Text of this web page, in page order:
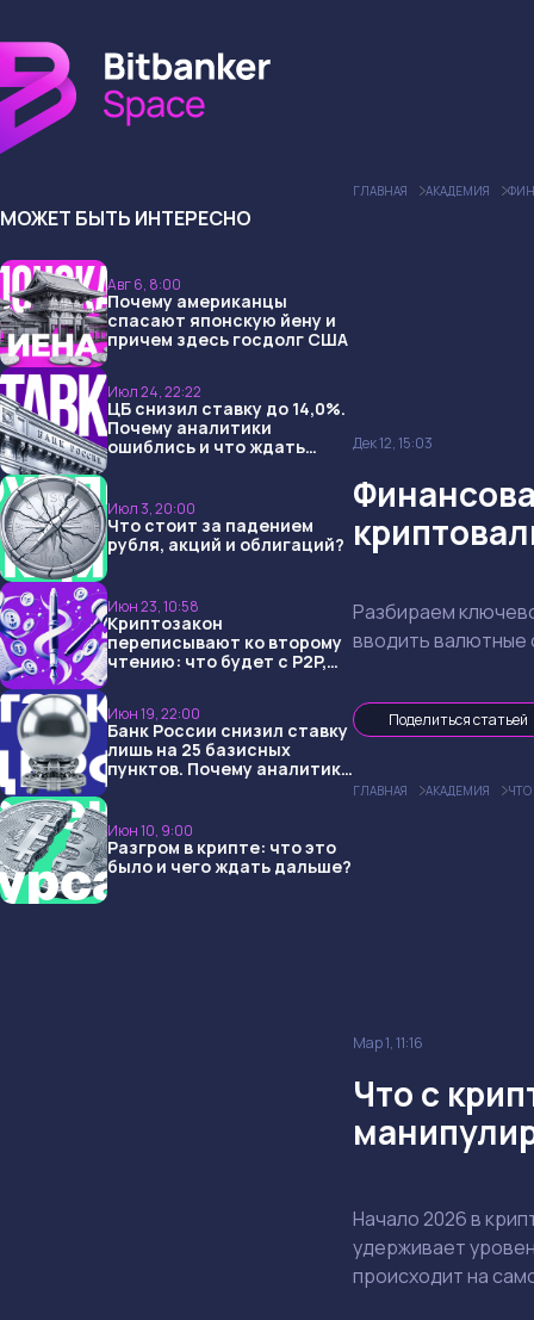
МОЖЕТ БЫТЬ ИНТЕРЕСНО
Авг 6, 8:00
Почему американцы
спасают японскую йену и
причем здесь госдолг США
Июл 24, 22:22
ЦБ снизил ставку до 14,0%.
Почему аналитики
ошиблись и что ждать
Июл 3, 20:00
Что стоит за падением
рубля, акций и облигаций?
Июн 23, 10:58
Криптозакон
переписывают ко второму
чтению: что будет с P2P,
Июн 19, 22:00
Банк России снизил ставку
лишь на 25 базисных
пунктов. Почему аналитики
Июн 10, 9:00
Разгром в крипте: что это
было и чего ждать дальше?
ГЛАВНАЯ АКАДЕМИЯ
Дек 12, 15:03
Разбираем
вводить валютные
Поделиться статьей
ГЛАВНАЯ АКАДЕМИЯ
Мар 1, 11:16
Что с
Начало 2026 в
удерживает
происходит на